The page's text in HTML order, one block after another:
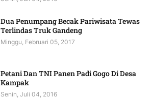
Dua Penumpang Becak Pariwisata Tewas
Terlindas Truk Gandeng
Minggu, Februari 05, 2017
Petani Dan TNI Panen Padi Gogo Di Desa
Kampak
Senin, Juli 04, 2016